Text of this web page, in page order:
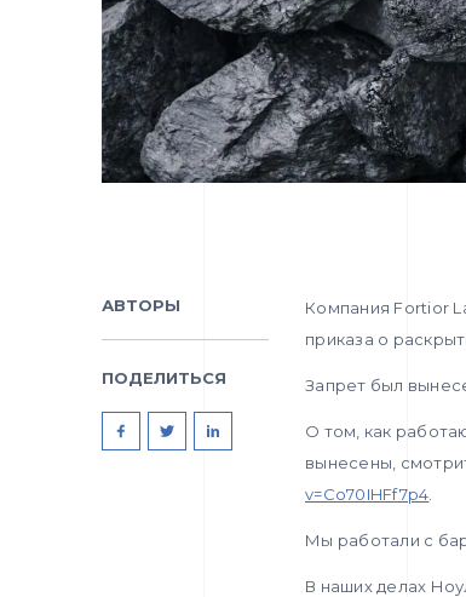
АВТОРЫ
ПОДЕЛИТЬСЯ
Компания Fortior
приказа о
Запрет был
О том, как
вынесены,
v=Co70IHFf7p4
Мы работали с
В наших делах